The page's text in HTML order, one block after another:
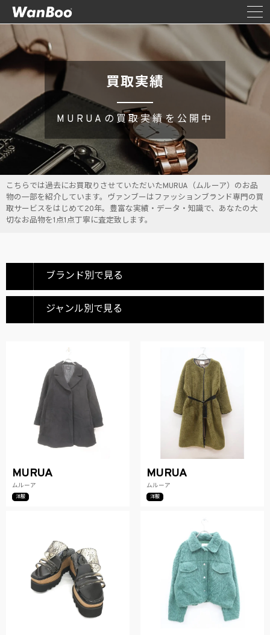
買取実績
MURUAの買取実績を公開中
こちらでは過去にお買取りさせていただいたMURUA（ムルーア）のお品
物の一部を紹介しています。ヴァンブーはファッションブランド専門の買
取サービスをはじめて20年。豊富な実績・データ・知識で、あなたの大
切なお品物を1点1点丁寧に査定致します。
ブランド別で見る
ジャンル別で見る
MURUA
ムルーア
洋服
MURUA
ムルーア
洋服